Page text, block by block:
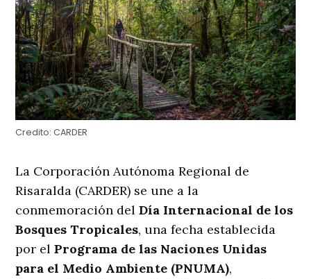
Credito: CARDER
La Corporación Autónoma Regional de
Risaralda (CARDER) se une a la
conmemoración delDía Internacional de los
Bosques Tropicales, una fecha establecida
por elPrograma de las Naciones Unidas
para el Medio Ambiente (PNUMA),